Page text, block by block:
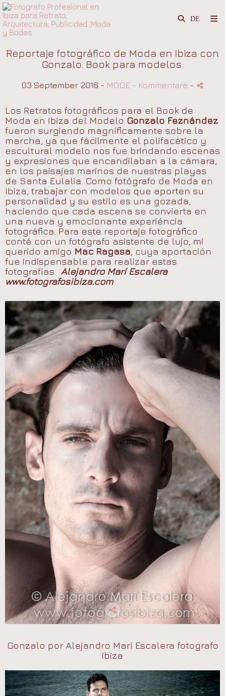
Reportaje fotográfico de Moda en Ibiza con
Gonzalo. Book para modelos.
03 September 2016 - MODE - Kommentare -
Los Retratos fotográficos para el Book de
Moda en Ibiza del Modelo Gonzalo Feznández
fueron surgiendo magníficamente sobre la
marcha, ya que fácilmente el polifacético y
escultural modelo nos fue brindando escenas
y expresiones que encandilaban a la cámara,
en los paisajes marinos de nuestras playas
de Santa Eulalia. Como fotógrafo de Moda en
Ibiza, trabajar con modelos que aporten su
personalidad y su estilo es una gozada,
haciendo que cada escena se convierta en
una nueva y emocionante experiéncia
fotográfica. Para este reportaje fotográfico
conté con un fotógrafo asistente de lujo, mi
querido amigo Mac Ragasa , cuya aportación
fue indispensable para realizar estas
fotografías. Alejandro Marí Escalera
www.fotografosibiza.com
Gonzalo por Alejandro Marí Escalera fotografo
ibiza